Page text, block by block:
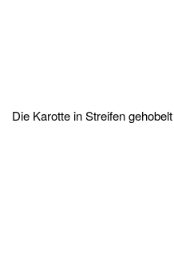
Die Karotte in Streifen gehobelt